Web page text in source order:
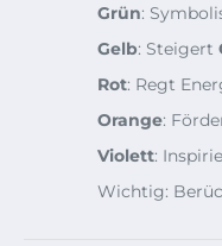
Grün:
Gelb: Steigert
Rot: Regt
Orange:
Violett:
Wichtig: